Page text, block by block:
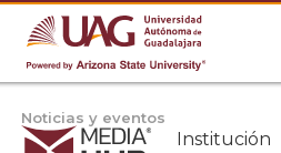
Noticias y eventos
Institución